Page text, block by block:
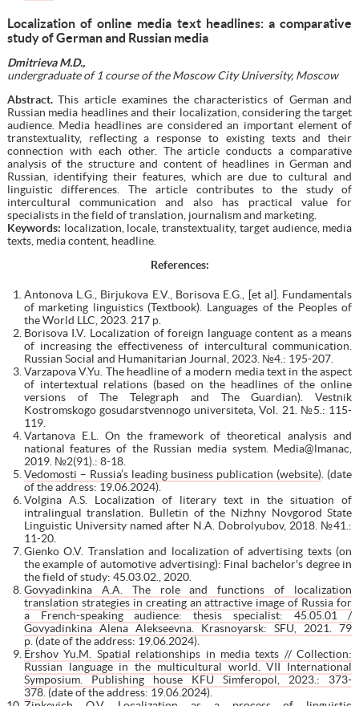
Localization of online media text headlines: a comparative
study of German and Russian media
Dmitrieva M.D.,
undergraduate of 1 course of the Moscow City University, Moscow
Abstract.This article examines the characteristics of German and
Russian media headlines and their localization, considering the target
audience. Media headlines are considered an important element of
transtextuality, reflecting a response to existing texts and their
connection with each other. The article conducts a comparative
analysis of the structure and content of headlines in German and
Russian, identifying their features, which are due to cultural and
linguistic differences. The article contributes to the study of
intercultural communication and also has practical value for
specialists in the field of translation, journalism and marketing.
Keywords: localization, locale, transtextuality, target audience, media
texts, media content, headline.
References:
Antonova L.G., Birjukova E.V., Borisova E.G., [et al]. Fundamentals
of marketing linguistics (Textbook). Languages of the Peoples of
the World LLC, 2023. 217 p.
Borisova I.V. Localization of foreign language content as a means
of increasing the effectiveness of intercultural communication.
Russian Social and Humanitarian Journal, 2023. №4.: 195-207.
Varzapova V.Yu. The headline of a modern media text in the aspect
of intertextual relations (based on the headlines of the online
versions of The Telegraph and The Guardian). Vestnik
Kostromskogo gosudarstvennogo universiteta, Vol. 21. №5.: 115-
119.
Vartanova E.L. On the framework of theoretical analysis and
national features of the Russian media system. Media@lmanac,
2019. №2(91).: 8-18.
Vedomosti – Russia’s leading business publication (website) . (date
of the address: 19.06.2024).
Volgina A.S. Localization of literary text in the situation of
intralingual translation. Bulletin of the Nizhny Novgorod State
Linguistic University named after N.A. Dobrolyubov, 2018. №41.:
11-20.
Gienko O.V. Translation and localization of advertising texts (on
the example of automotive advertising): Final bachelor's degree in
the field of study: 45.03.02., 2020.
Govyadinkina A.A. The role and functions of localization
translation strategies in creating an attractive image of Russia for
a French-speaking audience: thesis specialist: 45.05.01 /
Govyadinkina Alena Alekseevna. Krasnoyarsk: SFU, 2021. 79
p. (date of the address: 19.06.2024).
Ershov Yu.M. Spatial relationships in media texts // Collection:
Russian language in the multicultural world. VII International
Symposium. Publishing house KFU Simferopol, 2023.: 373-
378. (date of the address: 19.06.2024).